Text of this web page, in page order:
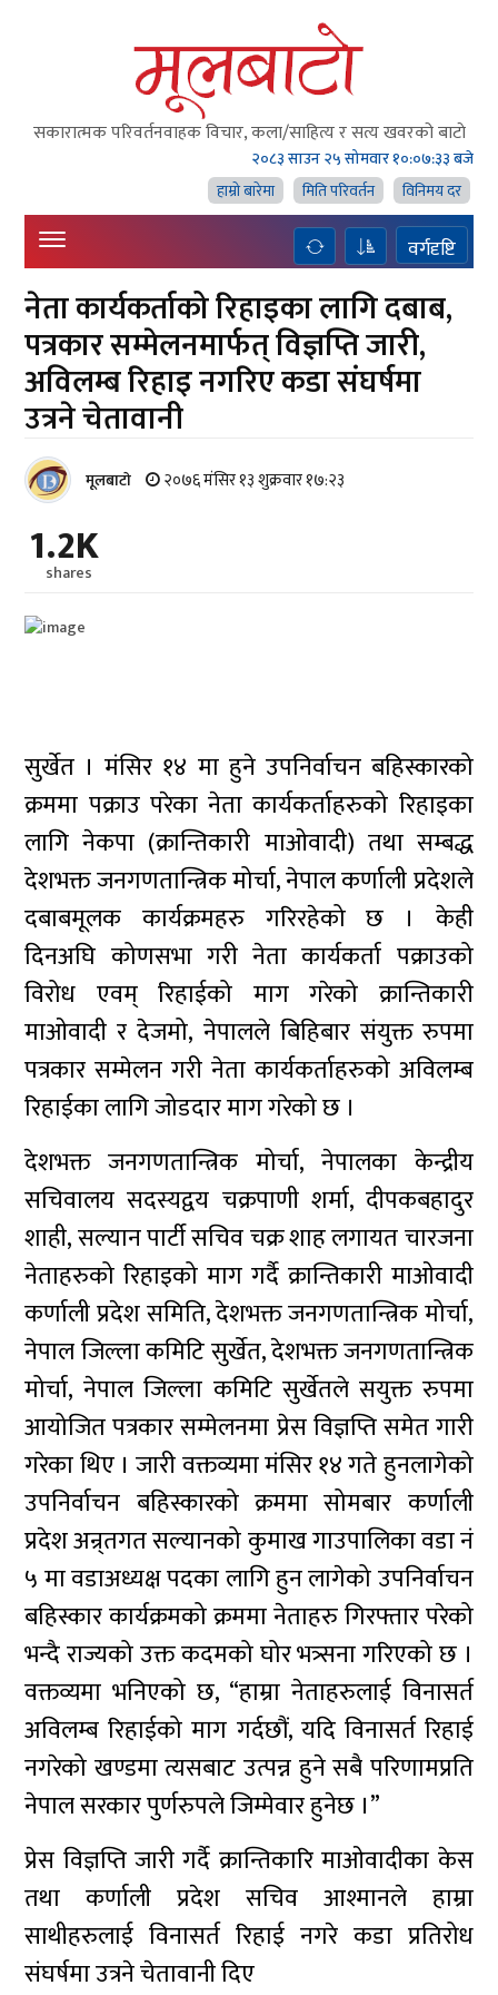
सकारात्मक परिवर्तनवाहक विचार, कला/साहित्य र सत्य खवरको बाटाे
२०८३ साउन २५ सोमवार१०:०७:३३ बजे
हाम्राे बारेमा
मिति परिवर्तन विनिमय दर
वर्गदृष्टि
नेता कार्यकर्ताको रिहाइका लागि दबाब,
पत्रकार सम्मेलनमार्फत् विज्ञप्ति जारी,
अविलम्ब रिहाइ नगरिए कडा संघर्षमा
उत्रने चेतावानी
मूलबाटाे २०७६ मंसिर १३ शुक्रवार १७:२३
1.2K
shares
सुर्खेत । मंसिर १४ मा हुने उपनिर्वाचन बहिस्कारको
क्रममा पक्राउ परेका नेता कार्यकर्ताहरुको रिहाइका
लागि नेकपा (क्रान्तिकारी माओवादी) तथा सम्बद्ध
देशभक्त जनगणतान्त्रिक मोर्चा, नेपाल कर्णाली प्रदेशले
दबाबमूलक कार्यक्रमहरु गरिरहेको छ । केही
दिनअघि कोणसभा गरी नेता कार्यकर्ता पक्राउको
विरोध एवम् रिहाईको माग गरेको क्रान्तिकारी
माओवादी र देजमो, नेपालले बिहिबार संयुक्त रुपमा
पत्रकार सम्मेलन गरी नेता कार्यकर्ताहरुको अविलम्ब
रिहाईका लागि जोडदार माग गरेको छ ।
देशभक्त जनगणतान्त्रिक मोर्चा, नेपालका केन्द्रीय
सचिवालय सदस्यद्वय चक्रपाणी शर्मा, दीपकबहादुर
शाही, सल्यान पार्टी सचिव चक्र शाह लगायत चारजना
नेताहरुको रिहाइको माग गर्दै क्रान्तिकारी माओवादी
कर्णाली प्रदेश समिति, देशभक्त जनगणतान्त्रिक मोर्चा,
नेपाल जिल्ला कमिटि सुर्खेत, देशभक्त जनगणतान्त्रिक
मोर्चा, नेपाल जिल्ला कमिटि सुर्खेतले सयुक्त रुपमा
आयोजित पत्रकार सम्मेलनमा प्रेस विज्ञप्ति समेत गारी
गरेका थिए । जारी वक्तव्यमा मंसिर १४ गते हुनलागेको
उपनिर्वाचन बहिस्कारको क्रममा सोमबार कर्णाली
प्रदेश अन्र्तगत सल्यानको कुमाख गाउपालिका वडा नं
५ मा वडाअध्यक्ष पदका लागि हुन लागेको उपनिर्वाचन
बहिस्कार कार्यक्रमको क्रममा नेताहरु गिरफ्तार परेको
भन्दै राज्यको उक्त कदमको घोर भत्र्सना गरिएको छ ।
वक्तव्यमा भनिएको छ, “हाम्रा नेताहरुलाई विनासर्त
अविलम्ब रिहाईको माग गर्दछौं, यदि विनासर्त रिहाई
नगरेको खण्डमा त्यसबाट उत्पन्न हुने सबै परिणामप्रति
नेपाल सरकार पुर्णरुपले जिम्मेवार हुनेछ ।”
प्रेस विज्ञप्ति जारी गर्दै क्रान्तिकारि माओवादीका केस
तथा कर्णाली प्रदेश सचिव आश्मानले हाम्रा
साथीहरुलाई विनासर्त रिहाई नगरे कडा प्रतिरोध
संघर्षमा उत्रने चेतावानी दिए